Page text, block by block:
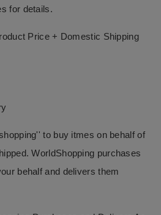
for details.
Price + Domestic Shipping
to buy itmes on behalf of
WorldShopping purchases
behalf and delivers them